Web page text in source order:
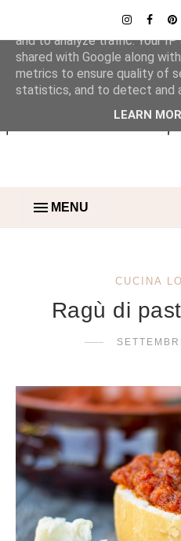
MENU
CUCINA
Ragù di
This site uses cookies from
and to analyze traffic. Your
shared with Google along
metrics to ensure quality of
statistics, and to detect and
LEARN